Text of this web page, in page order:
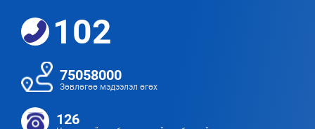
102
75058000
Зөвлөгөө мэдээлэл өгөх
126